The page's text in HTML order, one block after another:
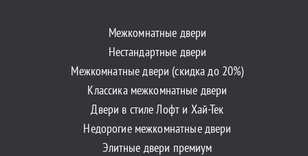
Межкомнатные двери
Нестандартные двери
Межкомнатные двери (скидка до 20%)
Классика межкомнатные двери
Двери в стиле Лофт и Хай-Тек
Недорогие межкомнатные двери
Элитные двери премиум